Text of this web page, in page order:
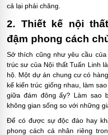
cả lại phải chăng.
2. Thiết kế nội
đậm phong cách
Sở thích cũng như yêu cầu
trúc sư của Nội thất Tuấn Linh
hộ. Một dự án chung cư có
kế kiến trúc giống nhau, làm
giữa đám đông ấy? Làm sao
không gian sống so với những
Để có được sự độc đáo hay
phong cách cá nhân riêng